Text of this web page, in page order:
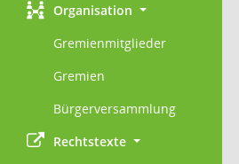
Organisation
Gremienmitglieder
Gremien
Bürgerversammlung
Rechtstexte